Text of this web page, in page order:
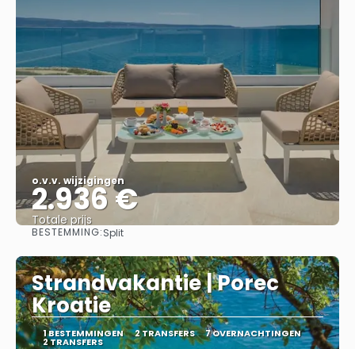
o.v.v. wijzigingen
2.936 €
Totale prijs
BESTEMMING:Split
Strandvakantie | Porec
Kroatie
1 BESTEMMINGEN 2 TRANSFERS 7 OVERNACHTINGEN
2 TRANSFERS